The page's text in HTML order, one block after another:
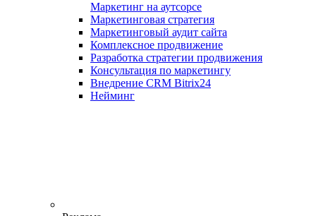
Маркетинг на аутсорсе
Маркетинговая стратегия
Маркетинговый аудит сайта
Комплексное продвижение
Разработка стратегии продвижения
Консультация по маркетингу
Внедрение CRM Bitrix24
Нейминг